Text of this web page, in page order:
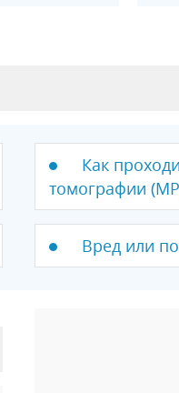
Как
томографии
Вред или